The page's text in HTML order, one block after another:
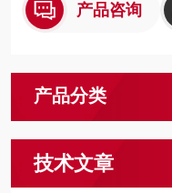
产品咨询
产品分类
技术文章